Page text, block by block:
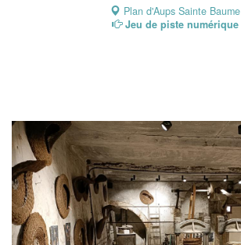
Plan d'Aups Sainte Baume
Jeu de piste numérique